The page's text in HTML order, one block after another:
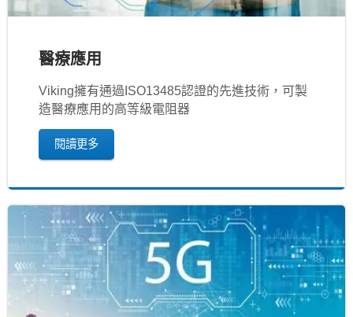
醫療應用
Viking擁有通過ISO13485認證的先進技術，可製
造醫療應用的高等級電阻器
閱讀更多